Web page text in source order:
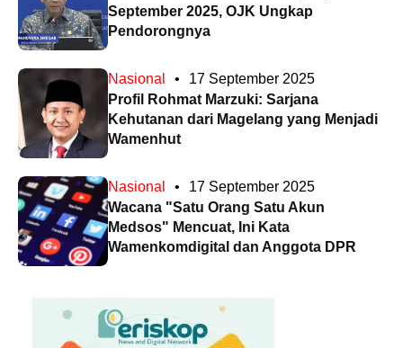
September 2025, OJK Ungkap
Pendorongnya
Nasional •
17 September 2025
Profil Rohmat Marzuki: Sarjana
Kehutanan dari Magelang yang Menjadi
Wamenhut
Nasional •
17 September 2025
Wacana "Satu Orang Satu Akun
Medsos" Mencuat, Ini Kata
Wamenkomdigital dan Anggota DPR